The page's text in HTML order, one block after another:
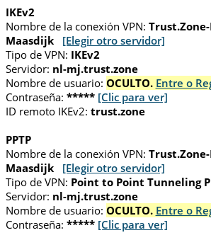
IKEv2
Nombre de la conexión VPN:
Maasdijk
[Elegir otro servidor]
Tipo de VPN: IKEv2
Servidor: nl-mj.trust.zone
Nombre de usuario: OCULTO. Entre o
Contraseña: ***** [Clic para ver]
ID remoto IKEv2: trust.zone
PPTP
Nombre de la conexión VPN:
Maasdijk
[Elegir otro servidor]
Tipo de VPN: Point to Point Tunneling
Servidor: nl-mj.trust.zone
Nombre de usuario: OCULTO. Entre o
Contraseña: ***** [Clic para ver]